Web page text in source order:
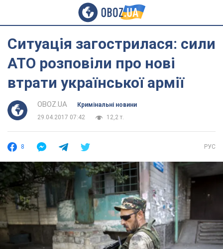
Ситуація загострилася: сили
АТО розповіли про нові
втрати української армії
OBOZ.UA
Кримінальні новини
29.04.2017 07:42
12,2 т.
8 РУС